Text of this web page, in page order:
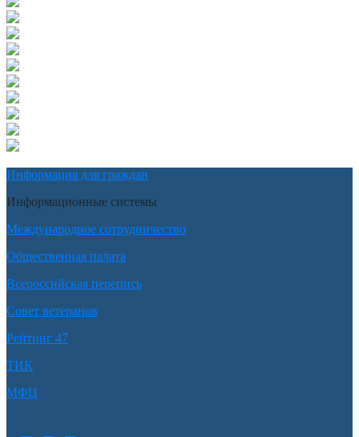
Информация для граждан
Информационные системы
Международное сотрудничество
Общественная палата
Всероссийская перепись
Совет ветеранов
Рейтинг 47
ТИК
МФЦ